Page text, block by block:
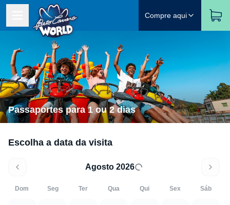
Compre aqui
Passaportes para 1 ou 2 dias
Escolha a data da visita
Agosto 2026
Dom Seg Ter Qua Qui Sex Sáb